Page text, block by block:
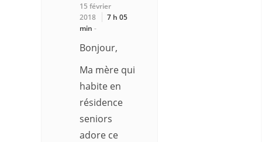
15 février
2018
7 h 05
min -
Bonjour,
Ma mère qui
habite en
résidence
seniors
adore ce